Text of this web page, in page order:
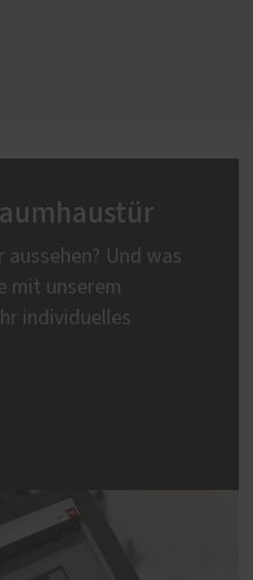
aussehen? Und was
mit unserem
individuelles